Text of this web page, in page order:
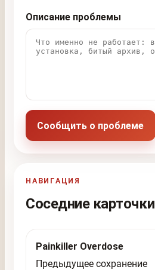
Описание проблемы
Сообщить о проблеме
НАВИГАЦИЯ
Соседние карточки
Painkiller Overdose
Предыдущее сохранение